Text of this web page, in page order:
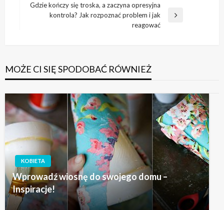
Następny
Gdzie kończy się troska, a zaczyna opresyjna
kontrola? Jak rozpoznać problem i jak
reagować
MOŻE CI SIĘ SPODOBAĆ RÓWNIEŻ
KOBIETA
Wprowadź wiosnę do swojego domu –
Inspiracje!